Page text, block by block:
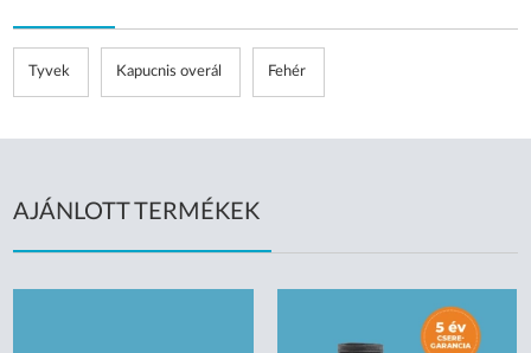
Tyvek Kapucnis overál Fehér
AJÁNLOTT TERMÉKEK